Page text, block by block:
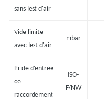
sans lest d'air
Vide limite
avec lest d'air
mbar
Bride d'entrée
de
raccordement
ISO-
F/NW